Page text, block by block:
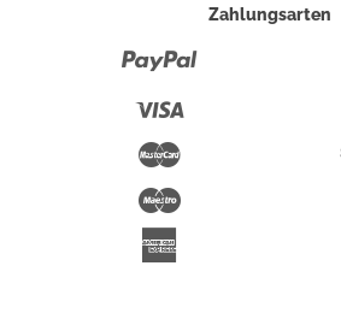
Zahlungsarten
Maestro